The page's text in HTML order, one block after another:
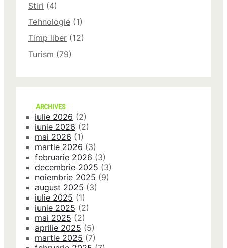
Stiri (4)
Tehnologie (1)
Timp liber (12)
Turism (79)
ARCHIVES
iulie 2026 (2)
iunie 2026 (2)
mai 2026 (1)
martie 2026 (3)
februarie 2026 (3)
decembrie 2025 (3)
noiembrie 2025 (9)
august 2025 (3)
iulie 2025 (1)
iunie 2025 (2)
mai 2025 (2)
aprilie 2025 (5)
martie 2025 (7)